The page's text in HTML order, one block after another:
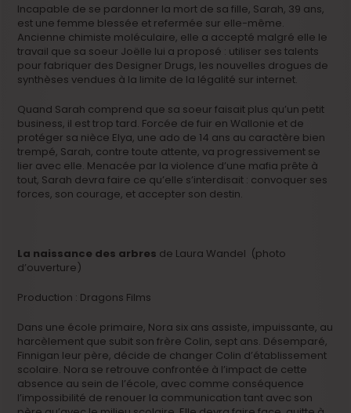
Incapable de se pardonner la mort de sa fille, Sarah, 39 ans,
est une femme blessée et refermée sur elle-même.
Ancienne chimiste moléculaire, elle a accepté malgré elle le
travail que sa soeur Joëlle lui a proposé : utiliser ses talents
pour fabriquer des Designer Drugs, les nouvelles drogues de
synthèses vendues à la limite de la légalité sur internet.
Quand Sarah comprend que sa soeur faisait plus qu’un petit
business, il est trop tard. Forcée de fuir en Wallonie et de
protéger sa nièce Elya, une ado de 14 ans au caractère bien
trempé, Sarah, contre toute attente, va progressivement se
lier avec elle. Menacée par la violence d’une mafia prête à
tout, Sarah devra faire ce qu’elle s’interdisait : convoquer ses
forces, son courage, et accepter son destin.
La naissance des arbres de Laura Wandel (photo
d’ouverture)
Production : Dragons Films
Dans une école primaire, Nora six ans assiste, impuissante, au
harcèlement que subit son frère Colin, sept ans. Désemparé,
Finnigan leur père, décide de changer Colin d’établissement
scolaire. Nora se retrouve confrontée à l’impact de cette
absence au sein de l’école, avec comme conséquence
l’impossibilité de renouer la communication tant avec son